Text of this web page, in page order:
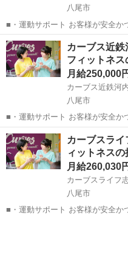
八尾市
■・運動サポート お客様が安全か
の使い方をアドバイスします。
どなので、難しい指導はありま
ょう！」といったお声がけをしな
大阪 八尾市 その他
カーブス近
フィットネ
月給250,000
カーブス近鉄河
八尾市
■・運動サポート お客様が安全か
の使い方をアドバイスします。
どなので、難しい指導はありませ
ょう！」といったお声がけをしな
大阪 八尾市 その他
カーブスラ
ィットネス
月給260,030
カーブスライフ
八尾市
■・運動サポート お客様が安全か